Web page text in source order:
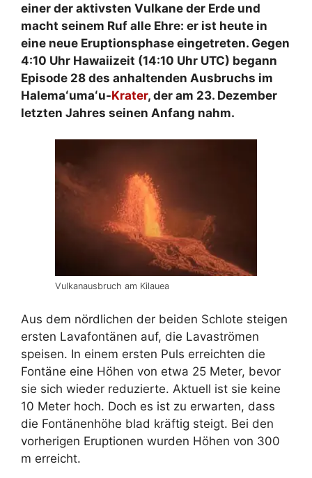
einer der aktivsten Vulkane der Erde und
macht seinem Ruf alle Ehre: er ist heute in
eine neue Eruptionsphase eingetreten. Gegen
4:10 Uhr Hawaiizeit (14:10 Uhr UTC) begann
Episode 28 des anhaltenden Ausbruchs im
Halemaʻumaʻu-Krater, der am 23. Dezember
letzten Jahres seinen Anfang nahm.
Vulkanausbruch am Kilauea
Aus dem nördlichen der beiden Schlote steigen
ersten Lavafontänen auf, die Lavaströmen
speisen. In einem ersten Puls erreichten die
Fontäne eine Höhen von etwa 25 Meter, bevor
sie sich wieder reduzierte. Aktuell ist sie keine
10 Meter hoch. Doch es ist zu erwarten, dass
die Fontänenhöhe blad kräftig steigt. Bei den
vorherigen Eruptionen wurden Höhen von 300
m erreicht.